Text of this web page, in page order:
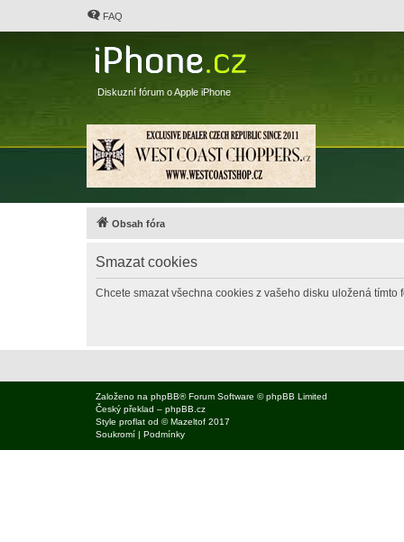
FAQ
Diskuzní fórum o Apple iPhone
Obsah fóra
Smazat cookies
Chcete smazat všechna cookies z vašeho disku uložená tímto
Založeno na phpBB® Forum Software © phpBB Limited
Český překlad – phpBB.cz
Style proflat od ©Mazeltof 2017
Soukromí | Podmínky